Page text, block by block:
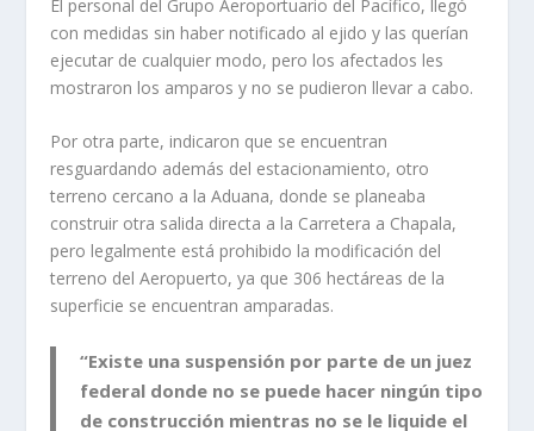
El personal del Grupo Aeroportuario del Pacífico, llegó
con medidas sin haber notificado al ejido y las querían
ejecutar de cualquier modo, pero los afectados les
mostraron los amparos y no se pudieron llevar a cabo.
Por otra parte, indicaron que se encuentran
resguardando además del estacionamiento, otro
terreno cercano a la Aduana, donde se planeaba
construir otra salida directa a la Carretera a Chapala,
pero legalmente está prohibido la modificación del
terreno del Aeropuerto, ya que 306 hectáreas de la
superficie se encuentran amparadas.
“Existe una suspensión por parte de un juez
federal donde no se puede hacer ningún tipo
de construcción mientras no se le liquide el